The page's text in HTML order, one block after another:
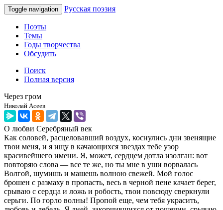
Toggle navigation Русская поэзия
Поэты
Темы
Годы творчества
Обсудить
Поиск
Полная версия
Через гром
Николай Асеев
О любви Серебряный век
Как соловей, расцеловавший воздух, коснулись дни звенящие
твои меня, и я ищу в качающихся звездах тебе узор
красивейшего имени. Я, может, сердцем дотла изолган: вот
повторяю слова — все те же, но ты мне в уши ворвалась
Волгой, шумишь и машешь волною свежей. Мой голос
брошен с размаху в пропасть, весь в черной пене качает берег,
срываю с сердца и ложь и робость, твои повсюду сверкнули
серьги. По горло волны! Пропой еще, чем тебя украсить,